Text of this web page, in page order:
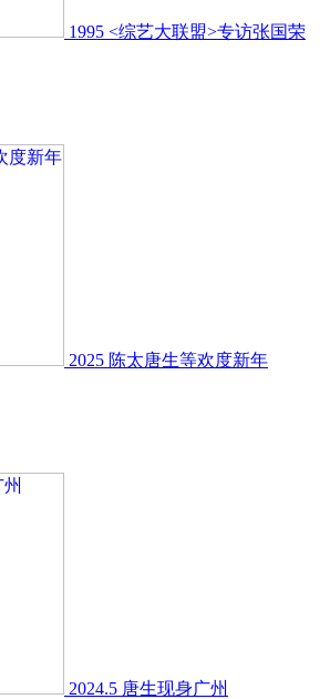
1995 <综艺大联盟>专访张国荣
2025 陈太唐生等欢度新年
2024.5 唐生现身广州